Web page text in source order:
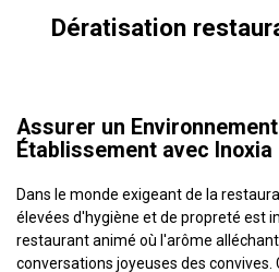
Dératisation
Assurer un
Établissement avec Inoxia
Dans le monde exigeant de la
élevées d'hygiène et de propreté est
restaurant animé où l'arôme
conversations joyeuses des convives.